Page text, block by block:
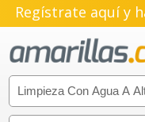
Regístrate aquí y